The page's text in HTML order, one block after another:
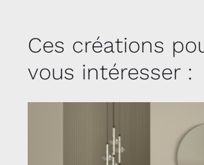
Ces créations
vous intéresser :